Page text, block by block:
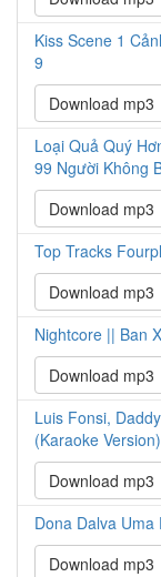
Kiss Scene 1
9
Download mp3
Loại Quả Quý
99 Người Không
Download mp3
Top Tracks
Download mp3
Nightcore || Ban
Download mp3
Luis Fonsi,
(Karaoke Version)
Download mp3
Dona Dalva
Download mp3